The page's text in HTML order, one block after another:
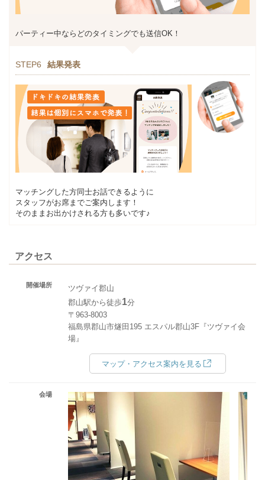
パーティー中ならどのタイミングでも送信OK！
STEP6 結果発表
マッチングした方同士お話できるように
スタッフがお席までご案内します！
そのままお出かけされる方も多いです♪
アクセス
開催場所
ツヴァイ郡山
郡山駅から徒歩1分
〒963-8003
福島県郡山市燧田195 エスパル郡山3F『ツヴァイ会
場』
マップ・アクセス案内を見る
会場